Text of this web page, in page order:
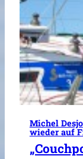
Michel
wieder auf